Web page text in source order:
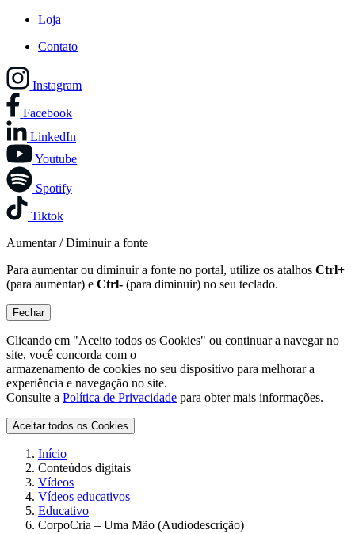
Loja
Contato
Instagram
Facebook
LinkedIn
Youtube
Spotify
Tiktok
Aumentar / Diminuir a fonte
Para aumentar ou diminuir a fonte no portal, utilize os atalhos Ctrl+
(para aumentar) e Ctrl- (para diminuir) no seu teclado.
Fechar
Clicando em "Aceito todos os Cookies" ou continuar a navegar no
site, você concorda com o
armazenamento de cookies no seu dispositivo para melhorar a
experiência e navegação no site.
Consulte a Política de Privacidade para obter mais informações.
Aceitar todos os Cookies
Início
Conteúdos digitais
Vídeos
Vídeos educativos
Educativo
CorpoCria – Uma Mão (Audiodescrição)